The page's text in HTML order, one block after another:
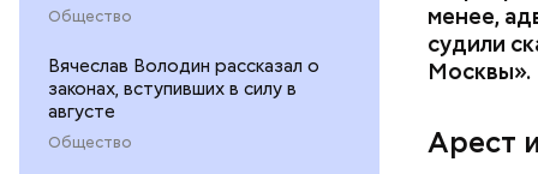
Общество
Вячеслав Володин рассказал о
законах, вступивших в силу в
августе
Общество
менее,
судили
Москвы».
Арест